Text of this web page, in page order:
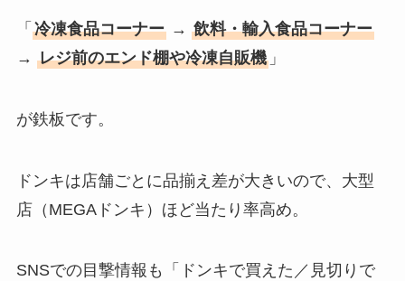
「 冷凍食品コーナー → 飲料・輸入食品コーナー
→ レジ前のエンド棚や冷凍自販機」
が鉄板です。
ドンキは店舗ごとに品揃え差が大きいので、大型
店（MEGAドンキ）ほど当たり率高め。
SNSでの目撃情報も「ドンキで買えた／見切りで